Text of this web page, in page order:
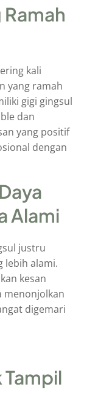
kali
yang ramah
gigi gingsul
dan
yang positif
dengan
Alami
justru
lebih alami.
kesan
menonjolkan
digemari